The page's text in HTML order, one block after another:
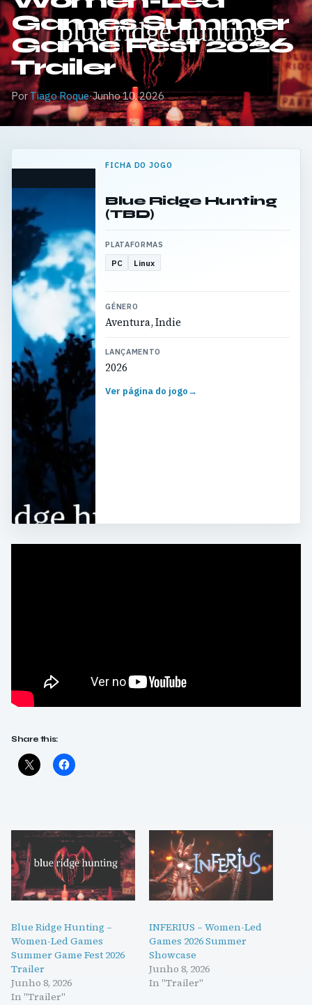
Games Summer
Game Fest 2026
Trailer
PorTiago Roque·Junho 10, 2026
FICHA DO JOGO
Blue Ridge Hunting
(TBD)
PLATAFORMAS
PC Linux
GÉNERO
Aventura, Indie
LANÇAMENTO
2026
Ver página do jogo→
Share this:
Blue Ridge Hunting –
Women-Led Games
Summer Game Fest 2026
Trailer
Junho 8, 2026
In "Trailer"
INFERIUS – Women-Led
Games 2026 Summer
Showcase
Junho 8, 2026
In "Trailer"